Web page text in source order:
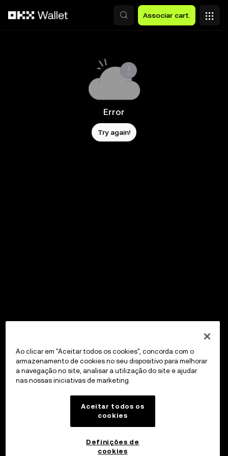
Associar cart.
Error
Try again!
Ao clicar em "Aceitar todos os cookies", concorda com o
armazenamento de cookies no seu dispositivo para melhorar
a navegação no site, analisar a utilização do site e ajudar
nas nossas iniciativas de marketing.
Aceitar todos os
cookies
Definições de
cookies